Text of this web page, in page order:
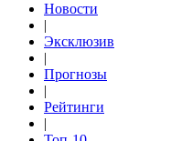
Новости
|
Эксклюзив
|
Прогнозы
|
Рейтинги
|